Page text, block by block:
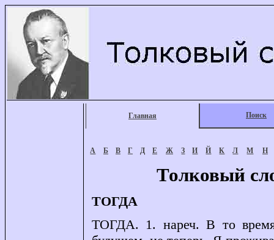
Главная Поиск
А Б В Г Д Е Ж З И Й К Л М Н
Толковый
ТОГДА
ТОГДА. 1. нареч. В то